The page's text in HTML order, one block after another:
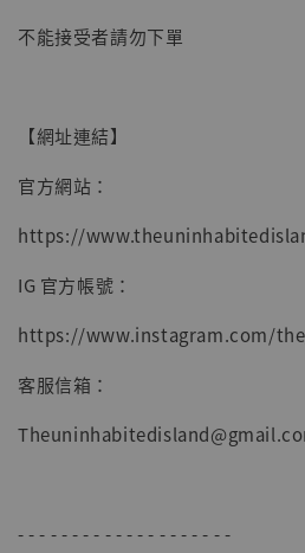
不能接受者請勿下單
【網址連結】
官方網站：
https://
IG 官方帳號：
https://www.instagram.com/
客服信箱：
- - - - - - - - - - - - - - - - - - - -